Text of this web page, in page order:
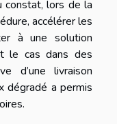
constat, lors de la
accélérer les
à une solution
le cas dans des
d’une livraison
dégradé a permis